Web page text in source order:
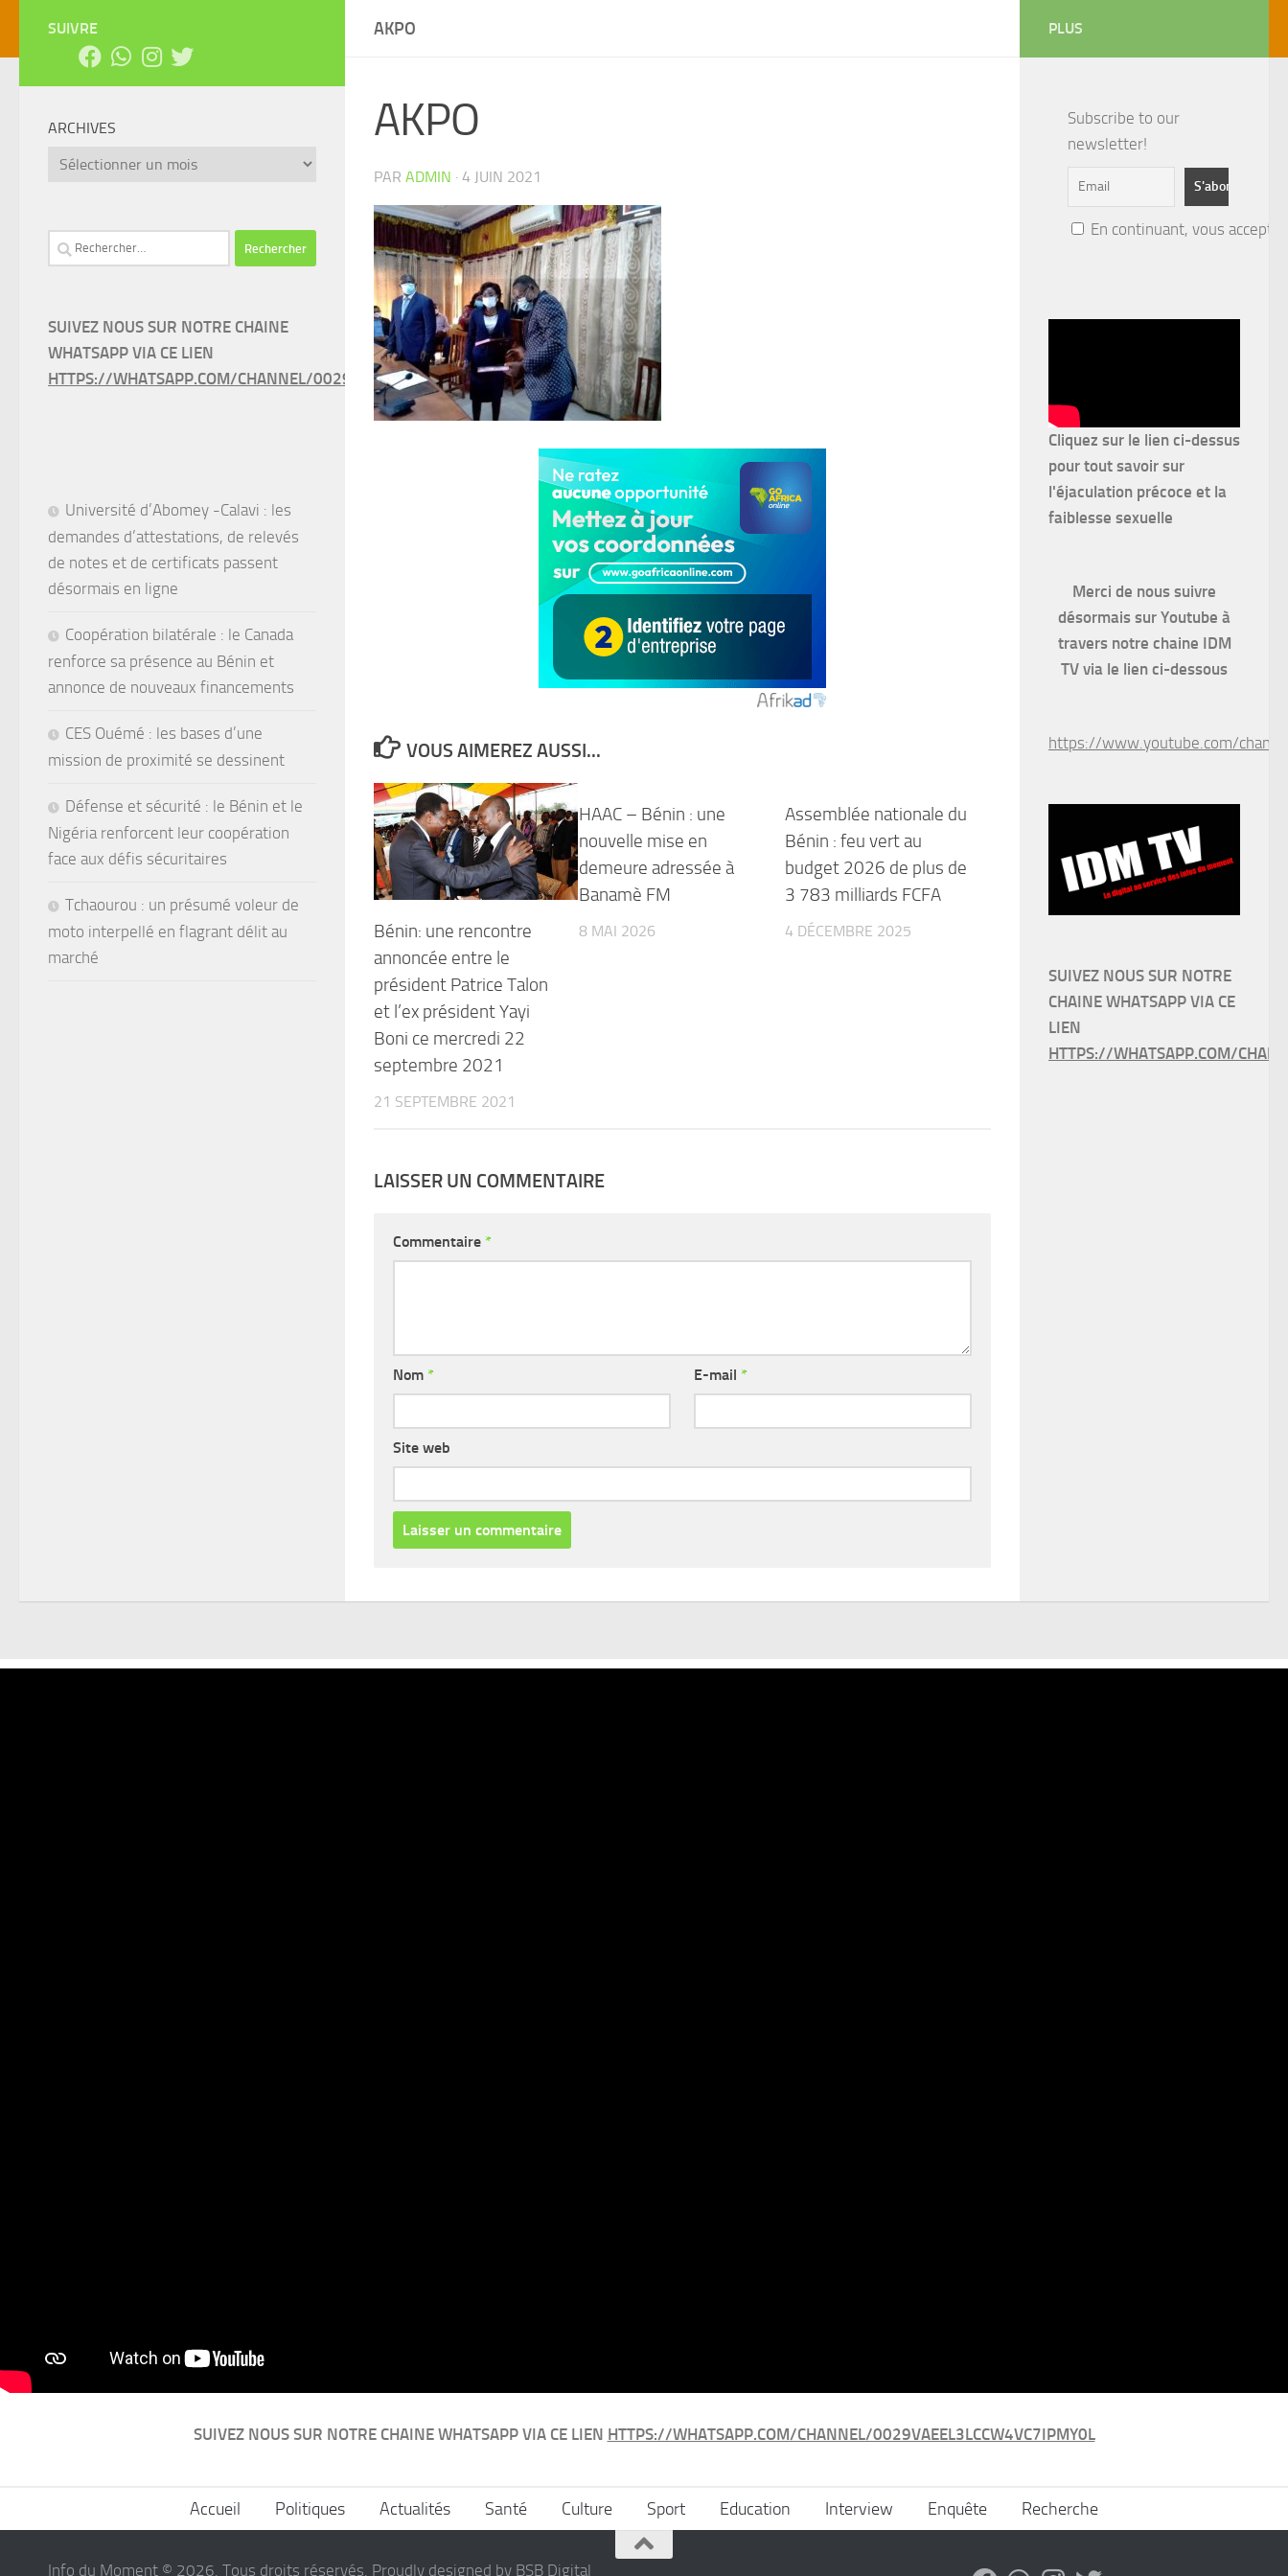
AKPO
AKPO
PAR ADMIN · 4 JUIN 2021
VOUS AIMEREZ AUSSI...
Bénin: une rencontre
annoncée entre le
président Patrice Talon
et l’ex président Yayi
Boni ce mercredi 22
septembre 2021
21 SEPTEMBRE 2021
HAAC – Bénin : une
nouvelle mise en
demeure adressée à
Banamè FM
8 MAI 2026
Assemblée nationale du
Bénin : feu vert au
budget 2026 de plus de
3 783 milliards FCFA
4 DÉCEMBRE 2025
LAISSER UN COMMENTAIRE
Commentaire *
Nom * E-mail *
Site web
SUIVRE
ARCHIVES
Archives
Rechercher :
SUIVEZ NOUS SUR NOTRE CHAINE
WHATSAPP VIA CE LIEN
HTTPS://WHATSAPP.COM/CHANNEL/0029VAEEL3LCCW4VC7IPMY0L
Université d’Abomey -Calavi : les
demandes d’attestations, de relevés
de notes et de certificats passent
désormais en ligne
Coopération bilatérale : le Canada
renforce sa présence au Bénin et
annonce de nouveaux financements
CES Ouémé : les bases d’une
mission de proximité se dessinent
Défense et sécurité : le Bénin et le
Nigéria renforcent leur coopération
face aux défis sécuritaires
Tchaourou : un présumé voleur de
moto interpellé en flagrant délit au
marché
PLUS
Subscribe to our
newsletter!
En continuant, vous
Cliquez sur le lien ci-dessus
pour tout savoir sur
l'éjaculation précoce et la
faiblesse sexuelle
Merci de nous suivre
désormais sur Youtube à
travers notre chaine IDM
TV via le lien ci-dessous
https://www.youtube.com/
SUIVEZ NOUS SUR NOTRE
CHAINE WHATSAPP VIA CE
LIEN
HTTPS://WHATSAPP.COM/
SUIVEZ NOUS SUR NOTRE CHAINE WHATSAPP VIA CE LIEN HTTPS://WHATSAPP.COM/CHANNEL/0029VAEEL3LCCW4VC7IPMY0L
Accueil Politiques Actualités Santé Culture Sport Education Interview Enquête Recherche
Info du Moment © 2026. Tous droits réservés. Proudly designed by BSB Digital